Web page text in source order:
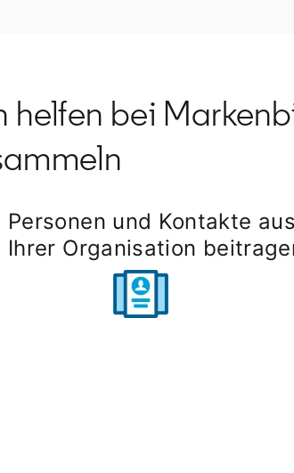
helfen bei
Personen und Kontakte
Ihrer Organisation